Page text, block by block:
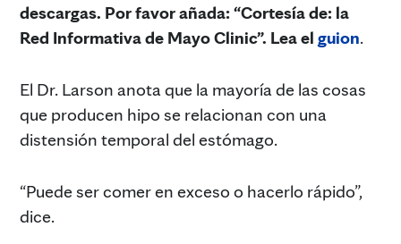
descargas. Por favor añada: “Cortesía de: la
Red Informativa de Mayo Clinic”. Lea el guion.
El Dr. Larson anota que la mayoría de las cosas
que producen hipo se relacionan con una
distensión temporal del estómago.
“Puede ser comer en exceso o hacerlo rápido”,
dice.